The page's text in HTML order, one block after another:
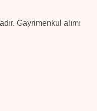
Gayrimenkul alımı